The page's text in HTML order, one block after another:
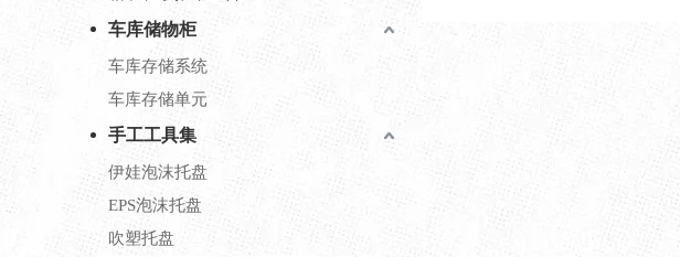
车库储物柜
车库存储系统
车库存储单元
手工工具集
伊娃泡沫托盘
EPS泡沫托盘
吹塑托盘